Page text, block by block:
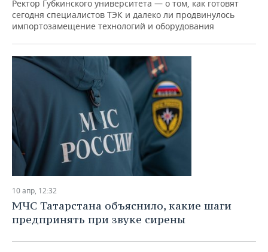
Ректор Губкинского университета — о том, как готовят
сегодня специалистов ТЭК и далеко ли продвинулось
импортозамещение технологий и оборудования
10 апр, 12:32
МЧС Татарстана объяснило, какие шаги
предпринять при звуке сирены